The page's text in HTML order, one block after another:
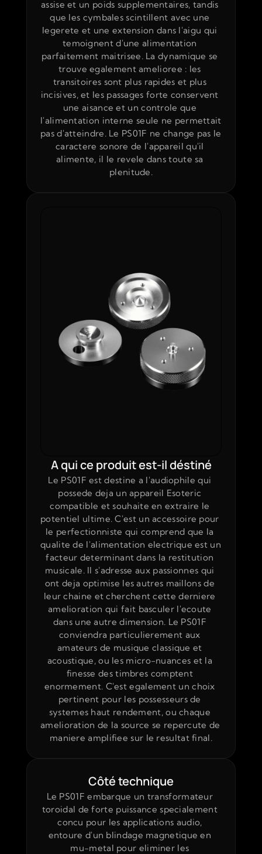
assise et un poids supplementaires, tandis
que les cymbales scintillent avec une
legerete et une extension dans l'aigu qui
temoignent d'une alimentation
parfaitement maitrisee. La dynamique se
trouve egalement amelioree : les
transitoires sont plus rapides et plus
incisives, et les passages forte conservent
une aisance et un controle que
l'alimentation interne seule ne permettait
pas d'atteindre. Le PS01F ne change pas le
caractere sonore de l'appareil qu'il
alimente, il le revele dans toute sa
plenitude.
Le PS01F est destine a l'audiophile qui
possede deja un appareil Esoteric
compatible et souhaite en extraire le
potentiel ultime. C'est un accessoire pour
le perfectionniste qui comprend que la
qualite de l'alimentation electrique est un
facteur determinant dans la restitution
musicale. Il s'adresse aux passionnes qui
ont deja optimise les autres maillons de
leur chaine et cherchent cette derniere
amelioration qui fait basculer l'ecoute
dans une autre dimension. Le PS01F
conviendra particulierement aux
amateurs de musique classique et
acoustique, ou les micro-nuances et la
finesse des timbres comptent
enormement. C'est egalement un choix
pertinent pour les possesseurs de
systemes haut rendement, ou chaque
amelioration de la source se repercute de
maniere amplifiee sur le resultat final.
A qui ce produit est-il déstiné
Le PS01F embarque un transformateur
toroidal de forte puissance specialement
concu pour les applications audio,
entoure d'un blindage magnetique en
mu-metal pour eliminer les
Côté technique